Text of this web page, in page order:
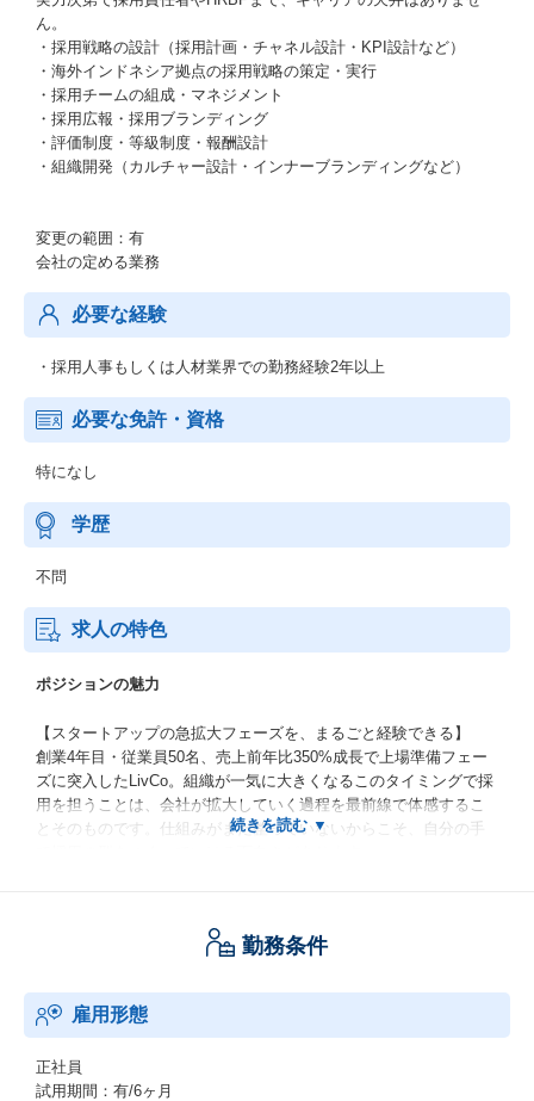
ん。
・採用戦略の設計（採用計画・チャネル設計・KPI設計など）
・海外インドネシア拠点の採用戦略の策定・実行
・採用チームの組成・マネジメント
・採用広報・採用ブランディング
・評価制度・等級制度・報酬設計
・組織開発（カルチャー設計・インナーブランディングなど）
変更の範囲：有
会社の定める業務
必要な経験
・採用人事もしくは人材業界での勤務経験2年以上
必要な免許・資格
特になし
学歴
不問
求人の特色
ポジションの魅力
【スタートアップの急拡大フェーズを、まるごと経験できる】
創業4年目・従業員50名、売上前年比350%成長で上場準備フェー
ズに突入したLivCo。組織が一気に大きくなるこのタイミングで採
用を担うことは、会社が拡大していく過程を最前線で体感するこ
とそのものです。仕組みがまだ整っていないからこそ、自分の手
このポジションは、決まった枠を埋めるだけの採用ではありませ
ん。CEOや各事業責任者と直接議論しながら「どの職種を・い
関わります。経営の意思決定の最前線で、事業と組織を同時に見
る視点が自然と身につく環境です。
【今後の日本で重宝される"グローバル人材採用"の経験が積める】
日本の労働人口が減り続けるなか、外国人材の採用は今後あらゆ
勤務条件
雇用形態
正社員
試用期間：有/6ヶ月